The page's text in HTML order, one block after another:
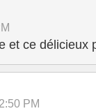
et ce délicieux
PM